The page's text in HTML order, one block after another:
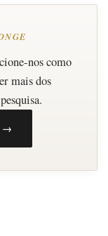
nos como
mais dos
→